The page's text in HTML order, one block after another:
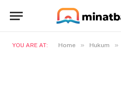
YOU ARE AT: Home » Hukum »